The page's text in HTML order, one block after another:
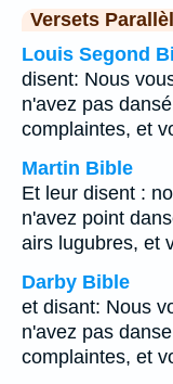
Versets
Louis Segond
disent: Nous
n'avez pas
complaintes, et
Martin Bible
Et leur disent :
n'avez point
airs lugubres, et
Darby Bible
et disant: Nous
n'avez pas
complaintes, et